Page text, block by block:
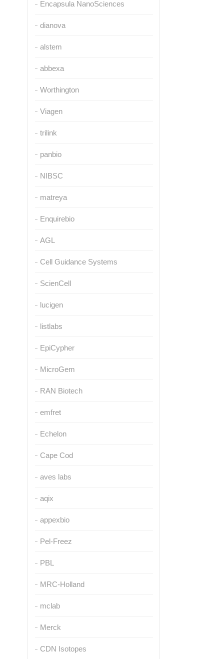
Encapsula NanoSciences
dianova
alstem
abbexa
Worthington
Viagen
trilink
panbio
NIBSC
matreya
Enquirebio
AGL
Cell Guidance Systems
ScienCell
lucigen
listlabs
EpiCypher
MicroGem
RAN Biotech
emfret
Echelon
Cape Cod
aves labs
aqix
appexbio
Pel-Freez
PBL
MRC-Holland
mclab
Merck
CDN Isotopes